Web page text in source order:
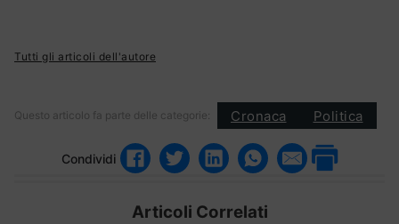
Tutti gli articoli dell'autore
Questo articolo fa parte delle categorie: Cronaca Politica
Condividi
Articoli Correlati